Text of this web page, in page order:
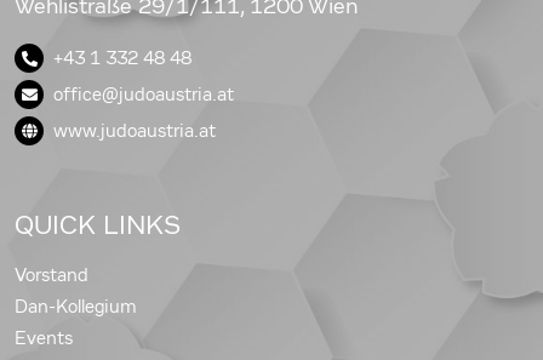
Wehlistraße 29/1/111, 1200 Wien
+43 1 332 48 48
office@judoaustria.at
www.judoaustria.at
QUICK LINKS
Vorstand
Dan-Kollegium
Events